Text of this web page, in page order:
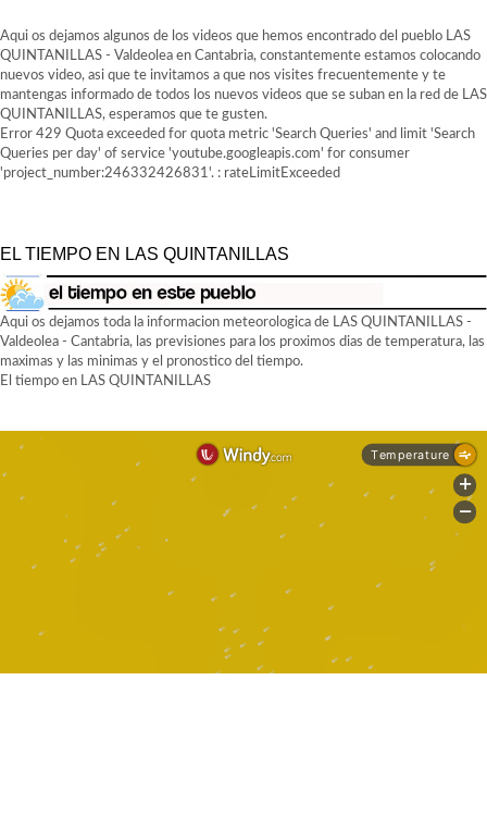
Aqui os dejamos algunos de los videos que hemos encontrado del pueblo LAS
QUINTANILLAS - Valdeolea en Cantabria, constantemente estamos colocando
nuevos video, asi que te invitamos a que nos visites frecuentemente y te
mantengas informado de todos los nuevos videos que se suban en la red de LAS
QUINTANILLAS, esperamos que te gusten.
Error 429 Quota exceeded for quota metric 'Search Queries' and limit 'Search
Queries per day' of service 'youtube.googleapis.com' for consumer
'project_number:246332426831'. : rateLimitExceeded
EL TIEMPO EN LAS QUINTANILLAS
Aqui os dejamos toda la informacion meteorologica de LAS QUINTANILLAS -
Valdeolea - Cantabria, las previsiones para los proximos dias de temperatura, las
maximas y las minimas y el pronostico del tiempo.
El tiempo en LAS QUINTANILLAS